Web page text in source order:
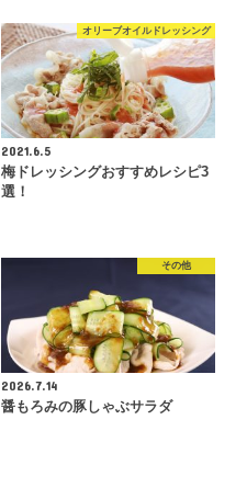
オリーブオイルドレッシング
2021.6.5
梅ドレッシングおすすめレシピ3
選！
その他
2026.7.14
醤もろみの豚しゃぶサラダ